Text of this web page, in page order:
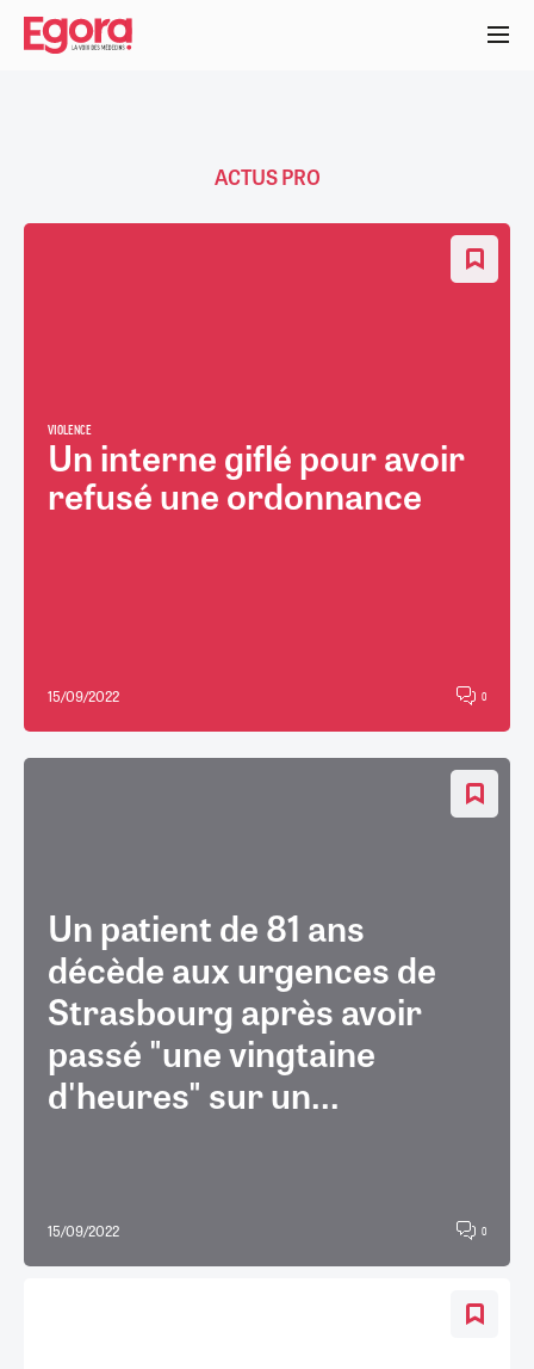
Aller
contenu
ACTUS PRO
VIOLENCE
Un interne giflé pour avoir
refusé une ordonnance
15/09/2022 0
Un patient de 81 ans
décède aux urgences de
Strasbourg après avoir
passé "une vingtaine
d'heures" sur un...
15/09/2022 0